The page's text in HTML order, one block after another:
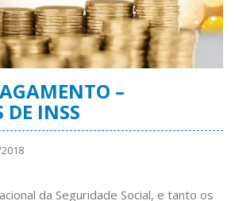
–
DE INSS
da Seguridade Social, e tanto os